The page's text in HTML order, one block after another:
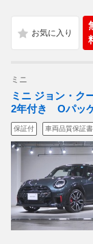
ミニ
ミニ ジョン・ク
2年付き Oパッ
保証付 車両品質保証